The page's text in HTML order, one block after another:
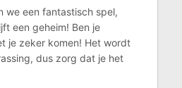
we een fantastisch spel,
een geheim! Ben je
je zeker komen! Het wordt
dus zorg dat je het